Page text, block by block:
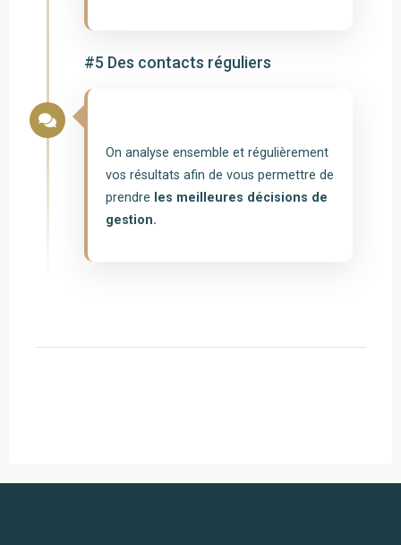
#5 Des contacts réguliers
On analyse ensemble et régulièrement
vos résultats afin de vous permettre de
prendre les meilleures décisions de
gestion.